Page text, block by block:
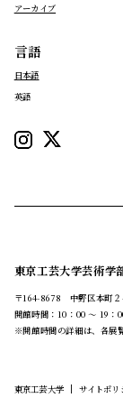
アーカイブ
言語
日本語
英語
東京工芸大学芸術
〒164-8678 中野区本町２
開館時間：10：00 ～ 19
※開館時間の詳細は、各展
東京工芸大学 サイトポリ